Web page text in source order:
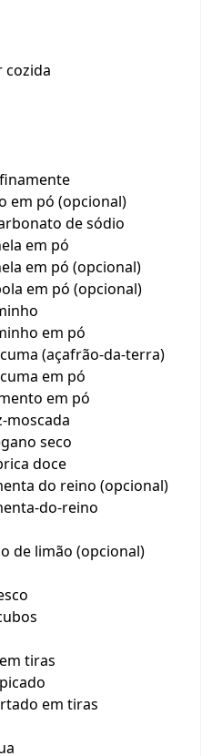
cozida
em pó (opcional)
de sódio
em pó
em pó (opcional)
em pó (opcional)
em pó
(açafrão-da-terra)
em pó
em pó
moscada
seco
doce
do reino (opcional)
do-reino
de limão (opcional)
tiras
em tiras